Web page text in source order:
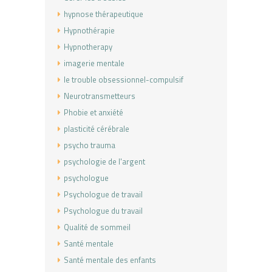
hypnose thérapeutique
Hypnothérapie
Hypnotherapy
imagerie mentale
le trouble obsessionnel-compulsif
Neurotransmetteurs
Phobie et anxiété
plasticité cérébrale
psycho trauma
psychologie de l'argent
psychologue
Psychologue de travail
Psychologue du travail
Qualité de sommeil
Santé mentale
Santé mentale des enfants